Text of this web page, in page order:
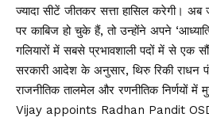
ज्यादा सीटें जीतकर सत्ता हासिल करेगी। अब
पर काबिज हो चुके हैं, तो उन्होंने अपने
गलियारों में सबसे प्रभावशाली पदों में से एक
सरकारी आदेश के अनुसार, थिरु रिकी राधन
राजनीतिक तालमेल और रणनीतिक निर्णयों में
Vijay appoints Radhan Pandit